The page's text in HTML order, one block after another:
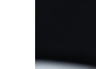
Всі